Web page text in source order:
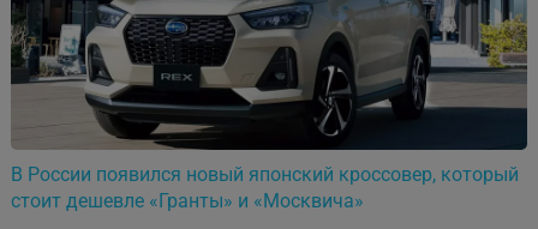
В России появился новый японский кроссовер, который
стоит дешевле «Гранты» и «Москвича»